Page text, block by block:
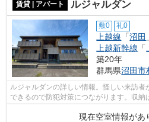
賃貸 | アパート ルジャルダン
敷0 礼0
上越線 「沼田
上越新幹線 「
築20年
群馬県沼田市
ルジャルダンの詳しい情報。怪しい来訪
できるので防犯対策につながります。収納
などが備え付けられているので、衣類...
現在空室情報があ